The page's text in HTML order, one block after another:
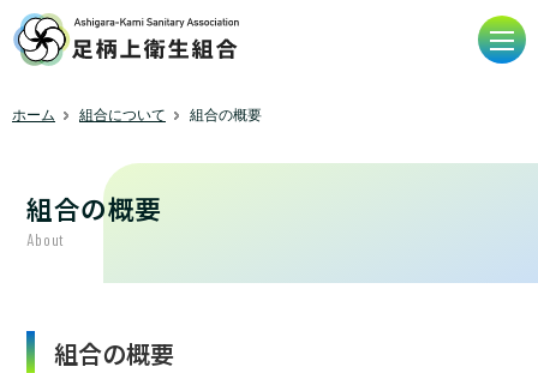
ホーム 組合について 組合の概要
組合の概要
About
組合の概要